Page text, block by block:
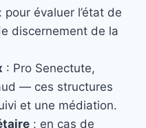
: pour évaluer l’état de
discernement de la
: Pro Senectute,
— ces structures
et une médiation.
: en cas de